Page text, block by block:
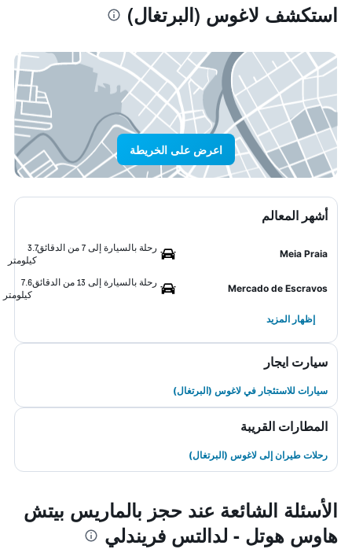
استكشف لاغوس (البرتغال)
اعرض على الخريطة
أشهر المعالم
Meia Praia
رحلة بالسيارة إلى 7 من الدقائق
3.7
كيلومتر
Mercado de Escravos
رحلة بالسيارة إلى 13 من الدقائق
7.6
كيلومتر
إظهار المزيد
سيارت ايجار
سيارات للاستئجار في لاغوس (البرتغال)
المطارات القريبة
رحلات طيران إلى لاغوس (البرتغال)
الأسئلة الشائعة عند حجز بالماريس بيتش
هاوس هوتل - لدالتس فريندلي